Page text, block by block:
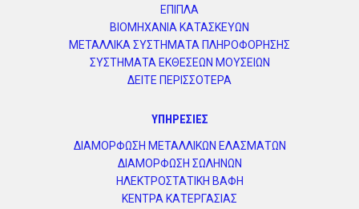
ΕΠΙΠΛΑ
ΒΙΟΜΗΧΑΝΙΑ ΚΑΤΑΣΚΕΥΩΝ
ΜΕΤΑΛΛΙΚΑ ΣΥΣΤΗΜΑΤΑ ΠΛΗΡΟΦΟΡΗΣΗΣ
ΣΥΣΤΗΜΑΤΑ ΕΚΘΕΣΕΩΝ ΜΟΥΣΕΙΩΝ
ΔΕΙΤΕ ΠΕΡΙΣΣΟΤΕΡΑ
ΥΠΗΡΕΣΙΕΣ
ΔΙΑΜΟΡΦΩΣΗ ΜΕΤΑΛΛΙΚΩΝ ΕΛΑΣΜΑΤΩΝ
ΔΙΑΜΟΡΦΩΣΗ ΣΩΛΗΝΩΝ
ΗΛΕΚΤΡΟΣΤΑΤΙΚΗ ΒΑΦΗ
ΚΕΝΤΡΑ ΚΑΤΕΡΓΑΣΙΑΣ